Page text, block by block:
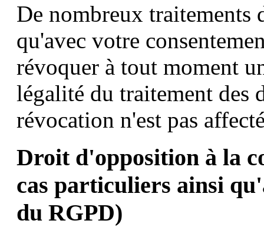
De nombreux traitements
qu'avec votre
révoquer à tout moment
légalité du traitement des
révocation n'est pas
Droit d'opposition à la
cas particuliers ainsi
du RGPD)